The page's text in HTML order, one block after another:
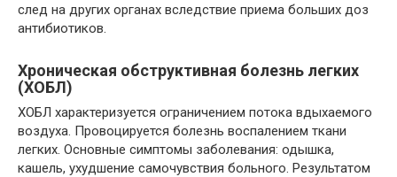
след на других органах вследствие приема больших доз
антибиотиков.
Хроническая обструктивная болезнь легких
(ХОБЛ)
ХОБЛ характеризуется ограничением потока вдыхаемого
воздуха. Провоцируется болезнь воспалением ткани
легких. Основные симптомы заболевания: одышка,
кашель, ухудшение самочувствия больного. Результатом